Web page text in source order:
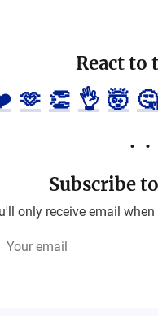
React to
🫶 👏 👌 🤯 🤔
Subscribe
only receive email